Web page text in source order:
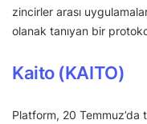
zincirler arası
olanak tanıyan bir
Kaito (KAITO)
Platform, 20